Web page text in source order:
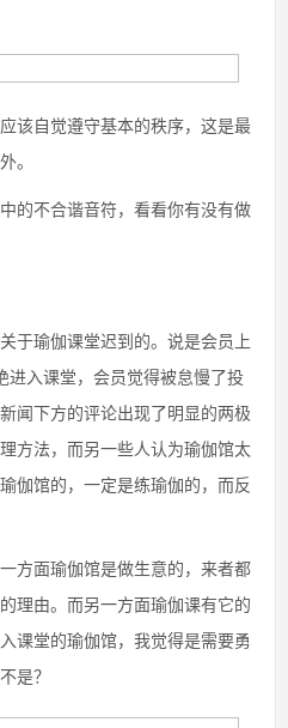
该自觉遵守基本的秩序，这是最
。
的不合谐音符，看看你有没有做
于瑜伽课堂迟到的。说是会员上
进入课堂，会员觉得被怠慢了投
闻下方的评论出现了明显的两极
方法，而另一些人认为瑜伽馆太
伽馆的，一定是练瑜伽的，而反
方面瑜伽馆是做生意的，来者都
理由。而另一方面瑜伽课有它的
课堂的瑜伽馆，我觉得是需要勇
是？